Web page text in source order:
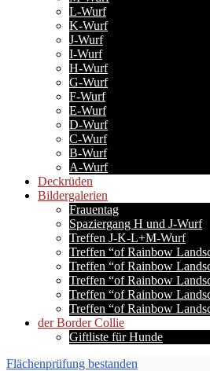
L-Wurf
K-Wurf
J-Wurf
I-Wurf
H-Wurf
G-Wurf
F-Wurf
E-Wurf
D-Wurf
C-Wurf
B-Wurf
A-Wurf
Deckrüden
Bildergalerien
Frauentag
Spaziergang H und J-Wurf
Treffen J-K-L+M-Wurf
Treffen “of Rainbow
Treffen “of Rainbow
Treffen “of Rainbow
Treffen “of Rainbow
Treffen “of Rainbow
der Border Collie
Giftliste für Hunde
Flächenprüfung bestanden